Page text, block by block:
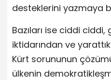
desteklerini yazmaya
Bazıları ise ciddi
iktidarından ve
Kürt sorununun
ülkenin